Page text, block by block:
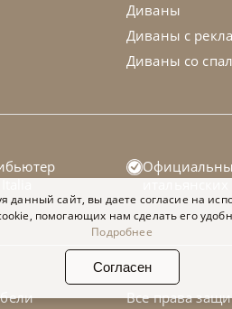
Papel Keramik
Диваны
Диваны с
Диваны со
Все права
данный сайт, вы даете согласие на
помогающих нам сделать его
Подробнее
Согласен